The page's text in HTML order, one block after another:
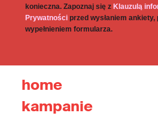
konieczna. Zapoznaj się z Klauzulą
Prywatności przed wysłaniem
wypełnieniem formularza.
home
kampanie